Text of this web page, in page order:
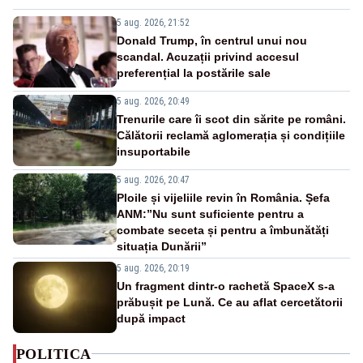
5 aug. 2026, 21:52
Donald Trump, în centrul unui nou
scandal. Acuzații privind accesul
preferențial la postările sale
5 aug. 2026, 20:49
Trenurile care îi scot din sărite pe români.
Călătorii reclamă aglomerația și condițiile
insuportabile
5 aug. 2026, 20:47
Ploile și vijeliile revin în România. Șefa
ANM:”Nu sunt suficiente pentru a
combate seceta și pentru a îmbunătăți
situația Dunării”
5 aug. 2026, 20:19
Un fragment dintr-o rachetă SpaceX s-a
prăbușit pe Lună. Ce au aflat cercetătorii
după impact
POLITICA